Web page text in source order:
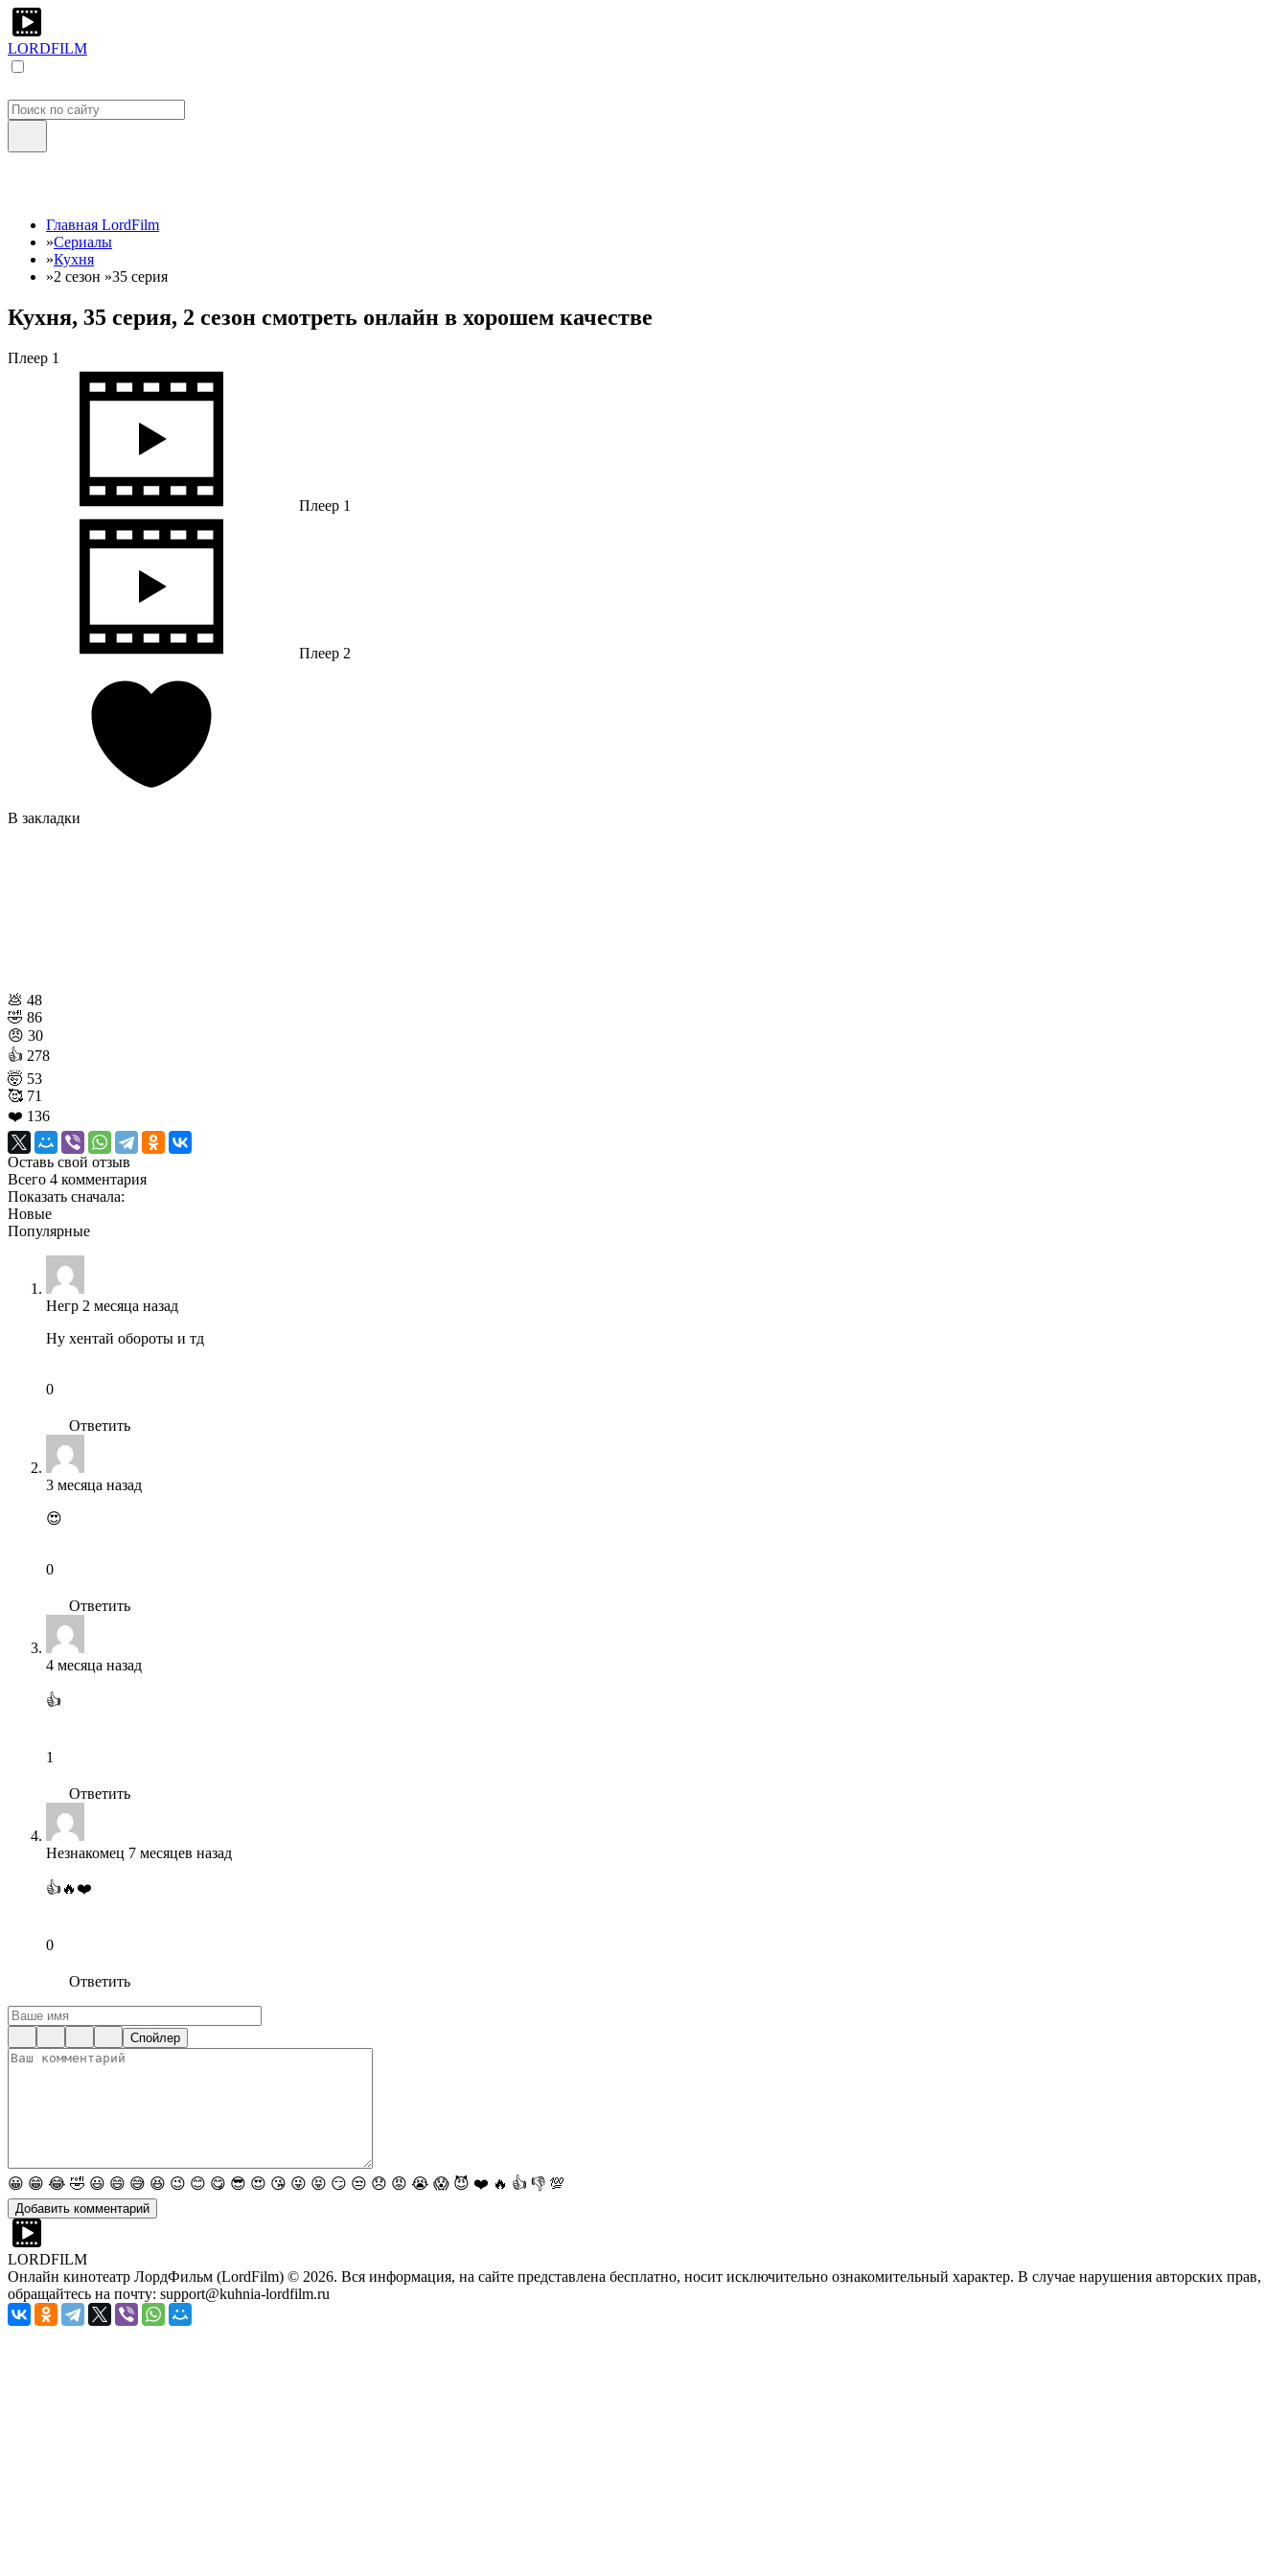
LORDFILM
Главная LordFilm
»Сериалы
»Кухня
»2 сезон »35 серия
Кухня, 35 серия, 2 сезон смотреть онлайн в хорошем качестве
Плеер 1
Плеер 1
Плеер 2
В закладки
💩 48
🤣 86
😠 30
👍 278
🤯 53
🥰 71
❤️ 136
Оставь свой отзыв
Всего 4 комментария
Показать сначала:
Новые
Популярные
Негр 2 месяца назад
Ну хентай обороты и тд
0
Ответить
3 месяца назад
😍
0
Ответить
4 месяца назад
👍
1
Ответить
Незнакомец 7 месяцев назад
👍🔥❤️
0
Ответить
Спойлер
😀 😁 😂 🤣 😃 😄 😅 😆 😉 😊 😋 😎 😍 😘 😜 😝 😏 😒 😞 😡 😭 😱 😈 ❤️ 🔥 👍 👎 💯
LORDFILM
Онлайн кинотеатр ЛордФильм (LordFilm) © 2026. Вся информация, на сайте представлена бесплатно, носит исключительно ознакомительный характер. В случае нарушения авторских прав,
обращайтесь на почту: support@kuhnia-lordfilm.ru